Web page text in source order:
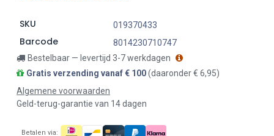
SKU 019370433
Barcode
8014230710747
Bestelbaar — levertijd 3-7 werkdagen
Gratis verzending vanaf € 100(daaronder € 6,95)
Algemene voorwaarden
Geld-terug-garantie van 14 dagen
Betalen via: